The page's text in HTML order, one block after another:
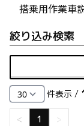
電気錠
L・LE
S
キャ
ニター
搭乗用作業車
絞り込み検索
件表示 /
< 1 >